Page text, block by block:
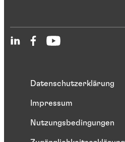
Datenschutzerklärung
Impressum
Nutzungsbedingungen